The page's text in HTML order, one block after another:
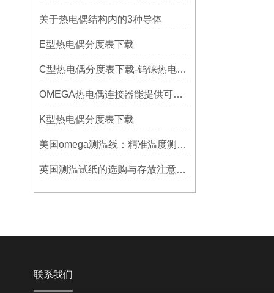
关于热电偶结构内的3种导体
E型热电偶分度表下载
C型热电偶分度表下载-钨铼热电偶分度表
OMEGA热电偶连接器能提供可靠的信号传输
K型热电偶分度表下载
美国omega测温线：精准温度测量的可靠选择
英国测温试纸的选购与存放注意事项
联系我们